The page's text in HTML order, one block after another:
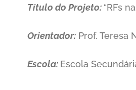
Título do Projeto: “RFs
Orientador:Prof. Teresa
Escola: Escola